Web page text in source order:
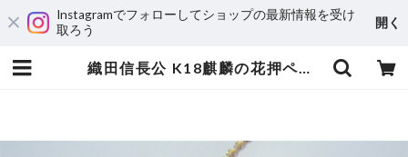
Instagramでフォローしてショップの最新情報を受け
取ろう
開く
織田信長公 K18麒麟の花押ペンダントネックレス | 宝飾工房 Ｋ’ｓ ＣＲＡＦＴ